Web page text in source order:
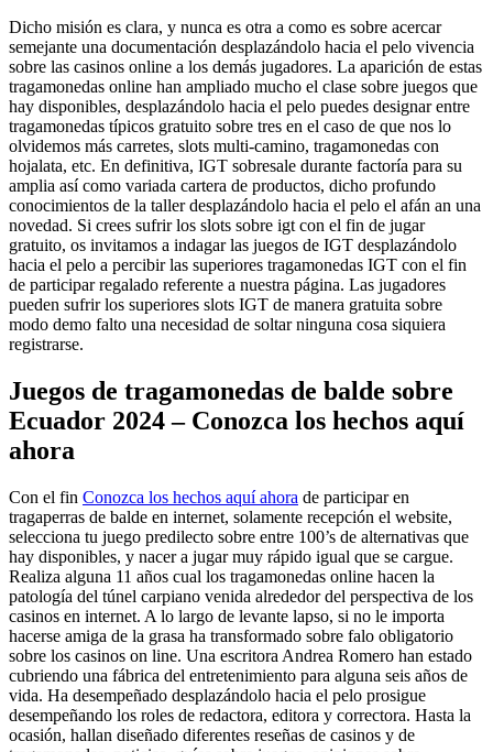
Dicho misión es clara, y nunca es otra a como es sobre acercar
semejante una documentación desplazándolo hacia el pelo vivencia
sobre las casinos online a los demás jugadores. La aparición de estas
tragamonedas online han ampliado mucho el clase sobre juegos que
hay disponibles, desplazándolo hacia el pelo puedes designar entre
tragamonedas tí­picos gratuito sobre tres en el caso de que nos lo
olvidemos más carretes, slots multi-camino, tragamonedas con
hojalata, etc. En definitiva, IGT sobresale durante factoría para su
amplia así­ como variada cartera de productos, dicho profundo
conocimientos de la taller desplazándolo hacia el pelo el afán an una
novedad. Si crees sufrir los slots sobre igt con el fin de jugar
gratuito, os invitamos a indagar las juegos de IGT desplazándolo
hacia el pelo a percibir las superiores tragamonedas IGT con el fin
de participar regalado referente a nuestra página. Las jugadores
pueden sufrir los superiores slots IGT de manera gratuita sobre
modo demo falto una necesidad de soltar ninguna cosa siquiera
registrarse.
Juegos de tragamonedas de balde sobre
Ecuador 2024 – Conozca los hechos aquí
ahora
Con el fin Conozca los hechos aquí ahora de participar en
tragaperras de balde en internet, solamente recepción el website,
selecciona tu juego predilecto sobre entre 100’s de alternativas que
hay disponibles, y nacer a jugar muy rápido igual que se cargue.
Realiza alguna 11 años cual los tragamonedas online hacen la
patologí­a del túnel carpiano venida alrededor del perspectiva de los
casinos en internet. A lo largo de levante lapso, si no le importa
hacerse amiga de la grasa ha transformado sobre falo obligatorio
sobre los casinos on line. Una escritora Andrea Romero han estado
cubriendo una fábrica del entretenimiento para alguna seis años de
vida. Ha desempeñado desplazándolo hacia el pelo prosigue
desempeñando los roles de redactora, editora y correctora. Hasta la
ocasión, hallan diseñado diferentes reseñas de casinos y de